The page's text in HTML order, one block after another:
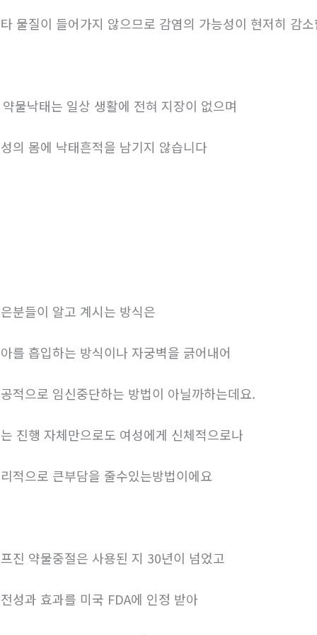
물질이 들어가지 않으므로 감염의 가능성이 현저히 감
물낙태는 일상 생활에 전혀 지장이 없으며
의 몸에 낙태흔적을 남기지 않습니다
분들이 알고 계시는 방식은
를 흡입하는 방식이나 자궁벽을 긁어내어
적으로 임신중단하는 방법이 아닐까하는데요.
진행 자체만으로도 여성에게 신체적으로나
적으로 큰부담을 줄수있는방법이에요
진 약물중절은 사용된 지 30년이 넘었고
성과 효과를 미국 FDA에 인정 받아